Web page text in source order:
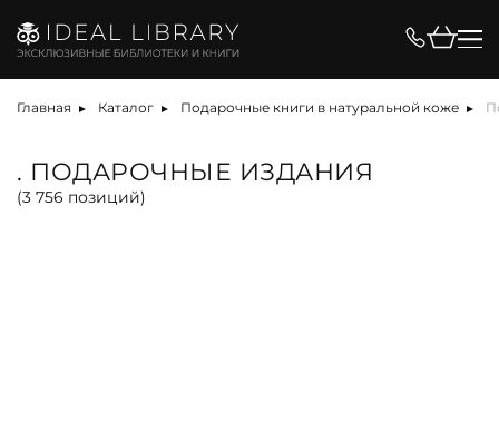
Главная Каталог Подарочные книги в натуральной коже
. ПОДАРОЧНЫЕ ИЗДАНИЯ
(3 756 позиций)
Цена, ₽